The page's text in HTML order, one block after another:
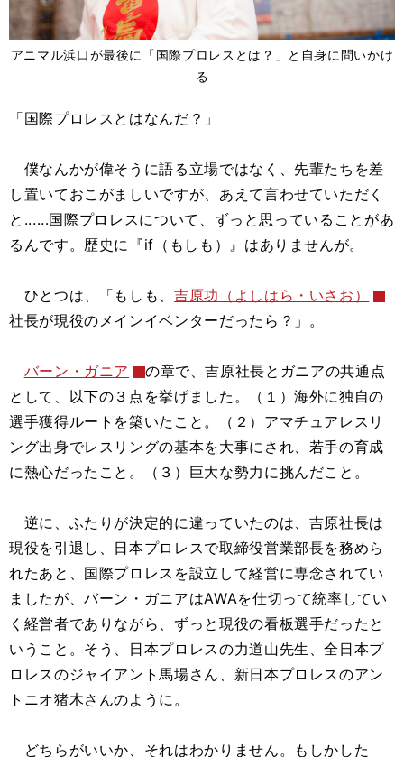
アニマル浜口が最後に「国際プロレスとは？」と自身に問いかけ
る
「国際プロレスとはなんだ？」
僕なんかが偉そうに語る立場ではなく、先輩たちを差
し置いておこがましいですが、あえて言わせていただく
と......国際プロレスについて、ずっと思っていることがあ
るんです。歴史に『if（もしも）』はありませんが。
ひとつは、「もしも、吉原功（よしはら・いさお）
社長が現役のメインイベンターだったら？」。
バーン・ガニア
の章で、吉原社長とガニアの共通点
として、以下の３点を挙げました。（１）海外に独自の
選手獲得ルートを築いたこと。（２）アマチュアレスリ
ング出身でレスリングの基本を大事にされ、若手の育成
に熱心だったこと。（３）巨大な勢力に挑んだこと。
逆に、ふたりが決定的に違っていたのは、吉原社長は
現役を引退し、日本プロレスで取締役営業部長を務めら
れたあと、国際プロレスを設立して経営に専念されてい
ましたが、バーン・ガニアはAWAを仕切って統率してい
く経営者でありながら、ずっと現役の看板選手だったと
いうこと。そう、日本プロレスの力道山先生、全日本プ
ロレスのジャイアント馬場さん、新日本プロレスのアン
トニオ猪木さんのように。
どちらがいいか、それはわかりません。もしかした